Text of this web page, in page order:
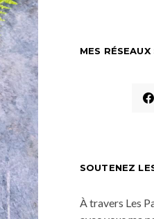
MES
SOUTENEZ
À travers Les